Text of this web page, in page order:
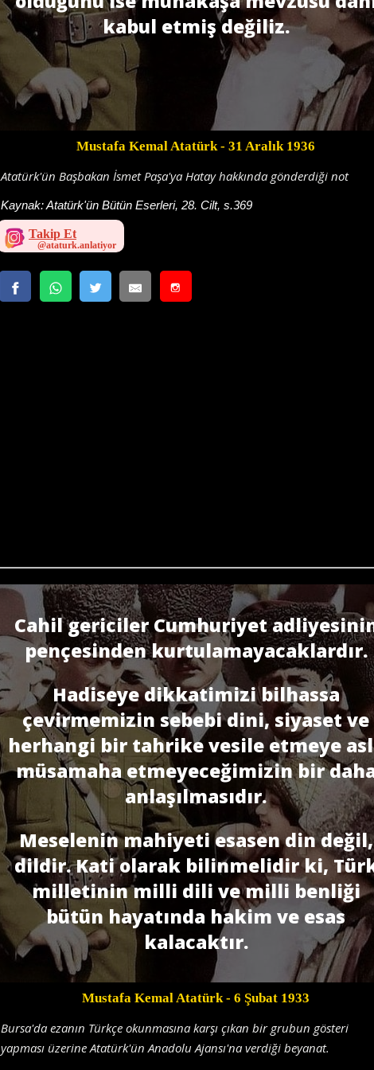
kabul etmiş değiliz.
Mustafa Kemal Atatürk - 31 Aralık 1936
Atatürk'ün Başbakan İsmet Paşa'ya Hatay hakkında gönderdiği not
Kaynak:Atatürk'ün Bütün Eserleri, 28. Cilt, s.369
Takip Et
Cahil gericiler Cumhuriyet
pençesinden kurtulamayacaklardır.
Hadiseye dikkatimizi bilhassa
çevirmemizin sebebi dini, siyaset ve
herhangi bir tahrike vesile etmeye
müsamaha etmeyeceğimizin bir
anlaşılmasıdır.
Meselenin mahiyeti esasen din değil,
dildir. Kati olarak bilinmelidir ki,
milletinin milli dili ve milli benliği
bütün hayatında hakim ve esas
kalacaktır.
Mustafa Kemal Atatürk- 6 Şubat 1933
Bursa'da ezanın Türkçe okunmasına karşı çıkan bir grubun gösteri
yapması üzerine Atatürk'ün Anadolu Ajansı'na verdiği beyanat.